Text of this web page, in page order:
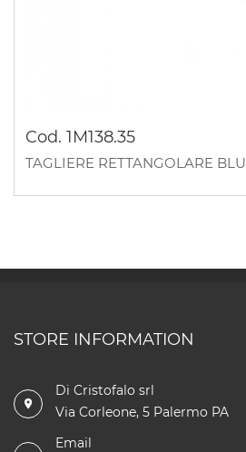
Cod. 1M138.35
TAGLIERE RETTANGOLARE BLU
STORE INFORMATION
Di Cristofalo srl
Via Corleone, 5 Palermo PA
Email